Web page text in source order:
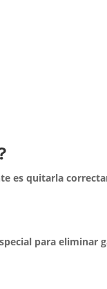
es quitarla
para eliminar